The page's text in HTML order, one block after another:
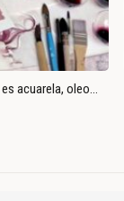
acuarela, oleo…